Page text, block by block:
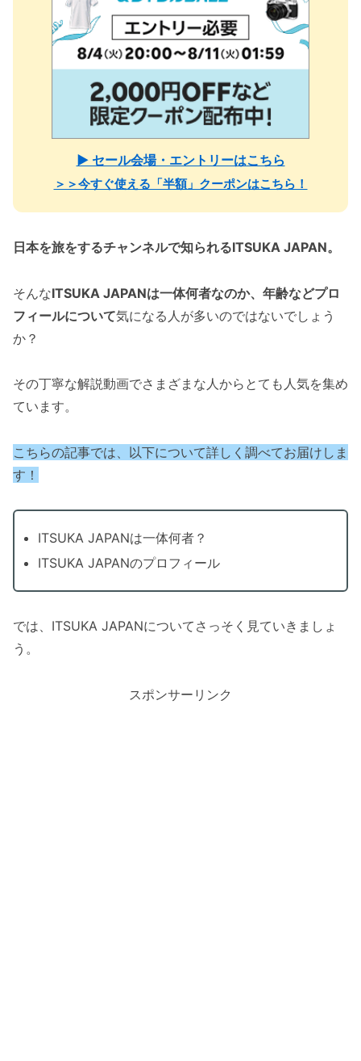
▶ セール会場・エントリーはこちら
＞＞今すぐ使える「半額」クーポンはこちら！
日本を旅をするチャンネルで知られるITSUKA JAPAN。
そんなITSUKA JAPANは一体何者なのか、年齢などプロ
フィールについて気になる人が多いのではないでしょう
か？
その丁寧な解説動画でさまざまな人からとても人気を集め
ています。
こちらの記事では、以下について詳しく調べてお届けしま
す！
ITSUKA JAPANは一体何者？
ITSUKA JAPANのプロフィール
では、ITSUKA JAPANについてさっそく見ていきましょ
う。
スポンサーリンク